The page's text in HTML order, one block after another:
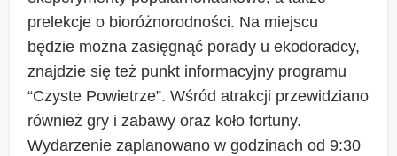
prelekcje o bioróżnorodności. Na miejscu
będzie można zasięgnąć porady u ekodoradcy,
znajdzie się też punkt informacyjny programu
“Czyste Powietrze”. Wśród atrakcji przewidziano
również gry i zabawy oraz koło fortuny.
Wydarzenie zaplanowano w godzinach od 9:30